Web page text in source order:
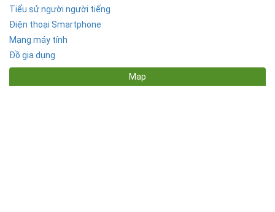
Tiểu sử người người tiếng
Điện thoại Smartphone
Mạng máy tính
Đồ gia dụng
Map